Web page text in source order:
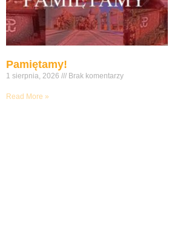
Pamiętamy!
1 sierpnia, 2026 Brak komentarzy
Read More »